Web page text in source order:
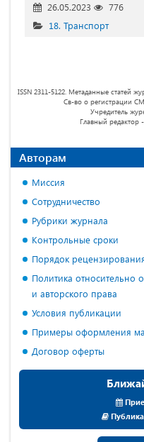
26.05.2023
776
18. Транспорт
ISSN 2311-5122. Метаданные статей
Св-во о регистрации
Учредитель
Главный
Авторам
Миссия
Сотрудничество
Рубрики журнала
Контрольные сроки
Порядок
Политика относительно
и авторского права
Условия публикации
Примеры оформления
Договор оферты